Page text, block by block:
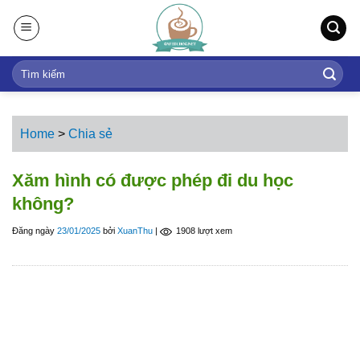
t
Home > Chia sẻ
Xăm hình có được phép đi du học
không?
Đăng ngày 23/01/2025 bởi XuanThu | 1908 lượt xem